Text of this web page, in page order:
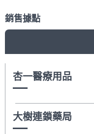
銷售據點
杏一醫療用品
大樹連鎖藥局